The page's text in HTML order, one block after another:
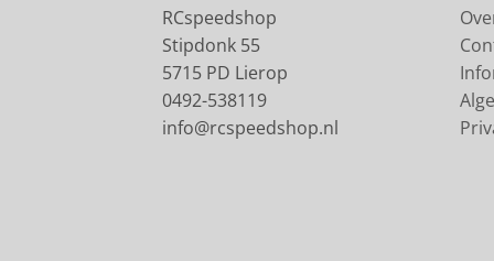
RCspeedshop
Stipdonk 55
5715 PD Lierop
0492-538119
info@rcspeedshop.nl